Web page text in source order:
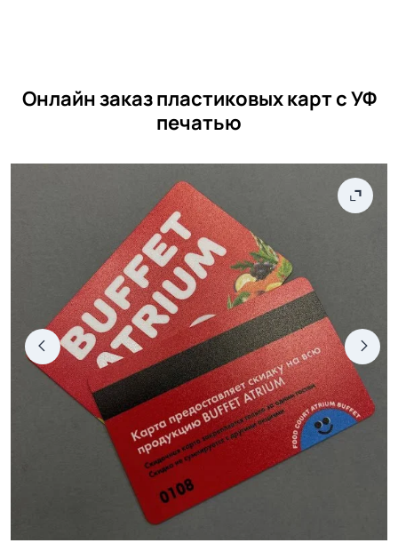
Онлайн заказ пластиковых карт с УФ
печатью